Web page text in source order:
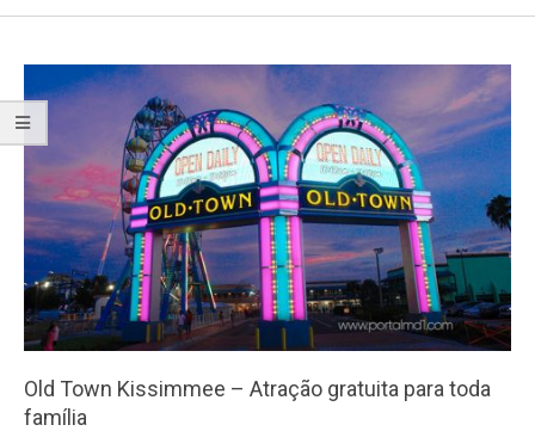
Old Town Kissimmee – Atração gratuita para toda
família